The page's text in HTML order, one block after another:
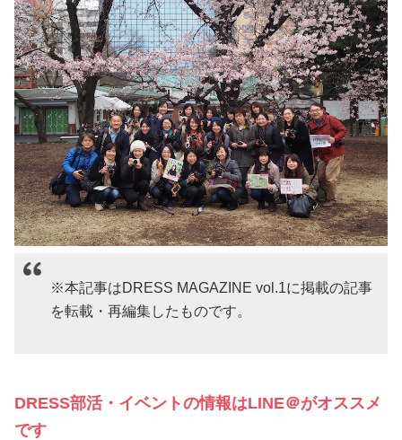
※本記事はDRESS MAGAZINE vol.1に掲載の記事
を転載・再編集したものです。
DRESS部活・イベントの情報はLINE＠がオススメ
です